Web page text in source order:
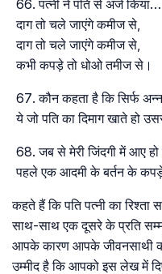
पत्नी ने पति से अर्ज किया…
दाग तो चले जाएंगे कमीज से,
दाग तो चले जाएंगे कमीज से,
कभी कपड़े तो धोओ तमीज से।
कौन कहता है कि सिर्फ
ये जो पति का दिमाग खाते हो
जब से मेरी जिंदगी में आए
पहले एक आदमी के बर्तन के कपड़े
कहते हैं कि पति पत्नी का रिश्ता
साथ-साथ एक दूसरे के प्रति
आपके कारण आपके जीवनसाथी की
उम्मीद है कि आपको इस लेख में